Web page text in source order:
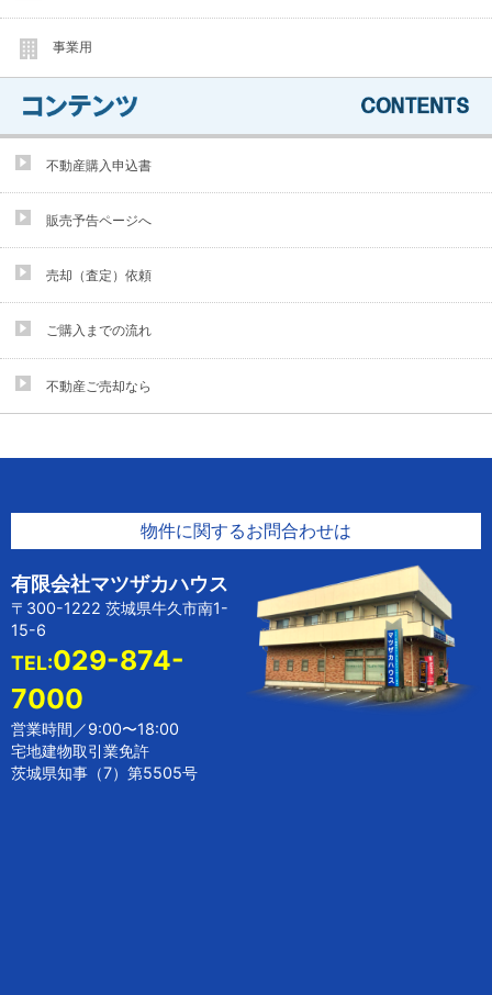
事業用
不動産購入申込書
販売予告ページへ
売却（査定）依頼
ご購入までの流れ
不動産ご売却なら
物件に関するお問合わせは
有限会社マツザカハウス
〒300-1222 茨城県牛久市南1-
15-6
TEL:029-874-
7000
営業時間／9:00〜18:00
宅地建物取引業免許
茨城県知事（7）第5505号